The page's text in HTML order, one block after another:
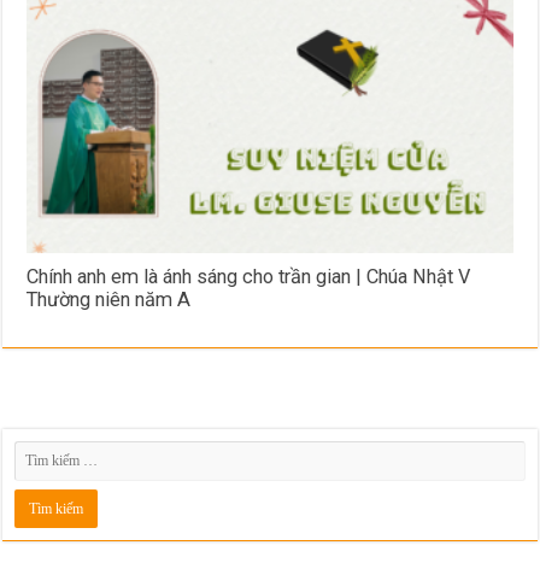
Chính anh em là ánh sáng cho trần gian | Chúa Nhật V
Thường niên năm A